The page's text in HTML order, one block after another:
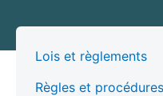
Lois et règlements
Règles et procédures